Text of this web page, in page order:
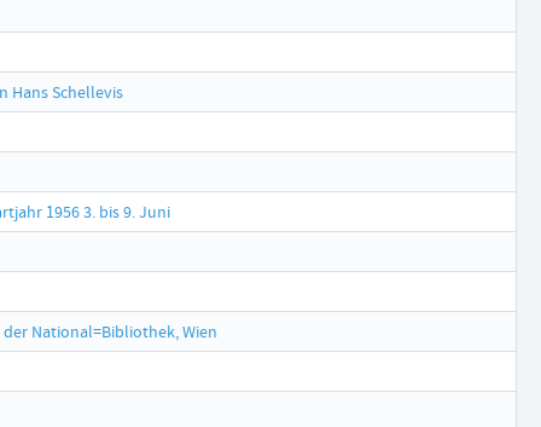
Hans Schellevis
1956 3. bis 9. Juni
National=Bibliothek, Wien